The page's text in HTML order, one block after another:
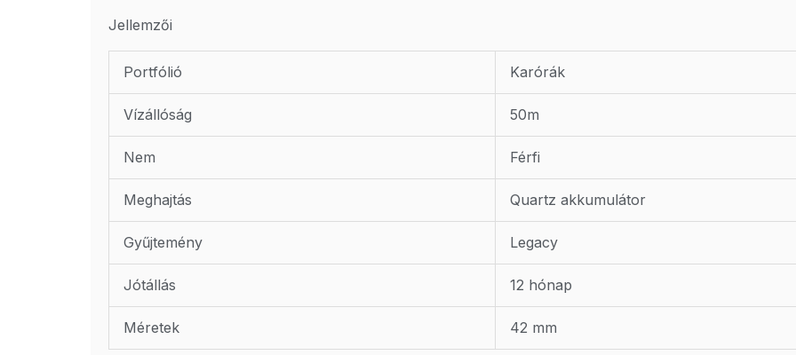
Jellemzői
Portfólió Karórák
Vízállóság 50m
Nem Férfi
Meghajtás Quartz akkumulátor
Gyűjtemény Legacy
Jótállás 12 hónap
Méretek 42 mm